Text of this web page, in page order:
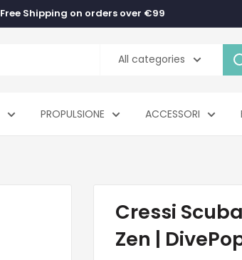
Free Shipping on orders over €99
All categories
PROPULSIONE ACCESSORI
Cressi
Zen |